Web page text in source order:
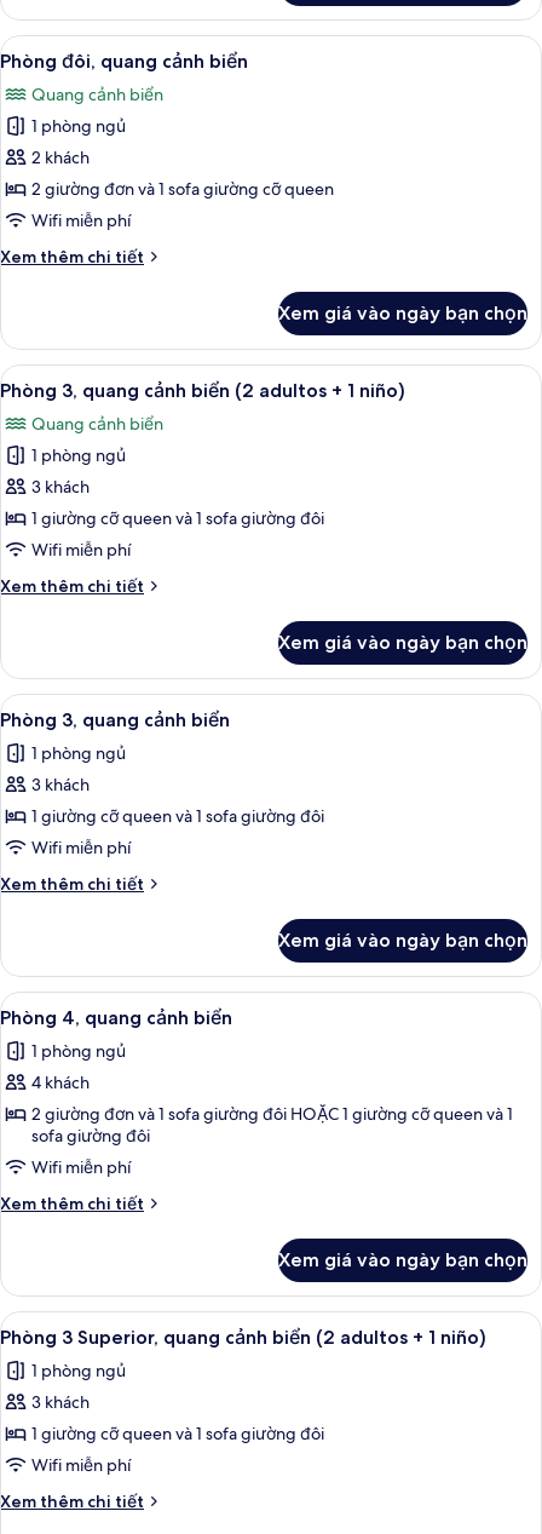
Phòng
4
Superior
Xem
tất
cả
ảnh
Phòng
đôi,
quang
biển
Két bảo mật tại phòng, bàn, nôi
4
Phòng đôi, quang cảnh biển
Quang cảnh biển
1 phòng ngủ
2 khách
2 giường đơn và 1 sofa giường cỡ queen
Wifi miễn phí
Xem thêm chi tiết
Chi
Phòng
đôi,
quang
biển
Xem giá vào ngày bạn chọn
Xem
tất
cả
ảnh
Phòng
3,
quang
biển
+
1
niño)
Két bảo mật tại phòng, bàn, nôi
5
Phòng 3, quang cảnh biển (2 adultos + 1 niño)
Quang cảnh biển
1 phòng ngủ
3 khách
1 giường cỡ queen và 1 sofa giường đôi
Wifi miễn phí
Xem thêm chi tiết
Chi
Phòng
3,
quang
biển
(2
+
Xem giá vào ngày bạn chọn
Xem
tất
cả
ảnh
Phòng
3,
quang
cảnh
Két bảo mật tại phòng, bàn, nôi
5
Phòng 3, quang cảnh biển
1 phòng ngủ
3 khách
1 giường cỡ queen và 1 sofa giường đôi
Wifi miễn phí
Xem thêm chi tiết
Chi
Phòng
3,
quang
biển
Xem giá vào ngày bạn chọn
Xem
tất
cả
ảnh
Phòng
quang
cảnh
Két bảo mật tại phòng, bàn, nôi
4
Phòng 4, quang cảnh biển
1 phòng ngủ
4 khách
2 giường đơn và 1 sofa giường đôi HOẶC 1 giường cỡ queen và 1
sofa giường đôi
Wifi miễn phí
Xem thêm chi tiết
Chi
Phòng
4,
quang
biển
Xem giá vào ngày bạn chọn
Xem
tất
cả
ảnh
Phòng
3
Superior,
quang
Két bảo mật tại phòng, bàn, nôi
5
Phòng 3 Superior, quang cảnh biển (2 adultos + 1 niño)
1 phòng ngủ
3 khách
1 giường cỡ queen và 1 sofa giường đôi
Wifi miễn phí
Xem thêm chi tiết
Chi